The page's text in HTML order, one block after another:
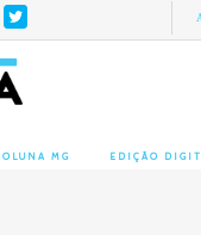
MG EDIÇÃO